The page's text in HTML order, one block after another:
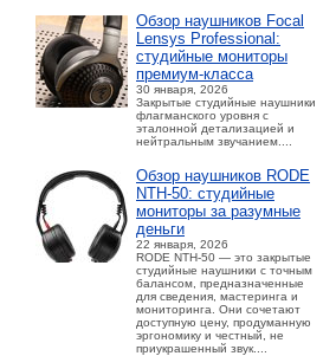
Обзор наушников Focal
Lensys Professional:
студийные мониторы
премиум‑класса
30 января, 2026
Закрытые студийные наушники
флагманского уровня с
эталонной детализацией и
нейтральным звучанием....
Обзор наушников RODE
NTH-50: студийные
мониторы за разумные
деньги
22 января, 2026
RODE NTH-50 — это закрытые
студийные наушники с точным
балансом, предназначенные
для сведения, мастеринга и
мониторинга. Они сочетают
доступную цену, продуманную
эргономику и честный, не
приукрашенный звук....